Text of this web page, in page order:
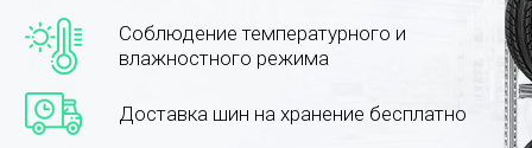
Соблюдение температурного и
влажностного режима
Доставка шин на хранение бесплатно